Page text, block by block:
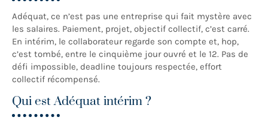
Adéquat, ce n’est pas une entreprise qui fait mystère avec
les salaires. Paiement, projet, objectif collectif, c’est carré.
En intérim, le collaborateur regarde son compte et, hop,
c’est tombé, entre le cinquième jour ouvré et le 12. Pas de
défi impossible, deadline toujours respectée, effort
collectif récompensé.
Qui est Adéquat intérim ?